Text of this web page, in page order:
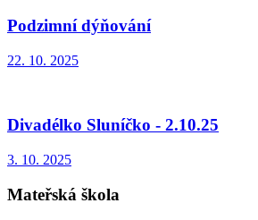
Podzimní dýňování
22. 10. 2025
Divadélko Sluníčko - 2.10.25
3. 10. 2025
Mateřská škola